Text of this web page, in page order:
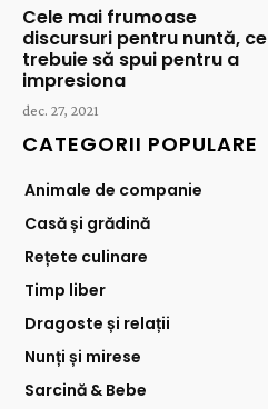
Cele mai frumoase
discursuri pentru nuntă, ce
trebuie să spui pentru a
impresiona
dec. 27, 2021
CATEGORII POPULARE
Animale de companie
Casă și grădină
Rețete culinare
Timp liber
Dragoste și relații
Nunți și mirese
Sarcină & Bebe